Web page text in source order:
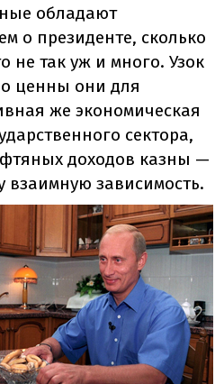
обладают
о президенте, сколько
не так уж и много. Узок
ценны они для
же экономическая
сектора,
доходов казны —
взаимную зависимость.